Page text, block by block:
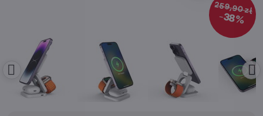
259,90 zł
38%